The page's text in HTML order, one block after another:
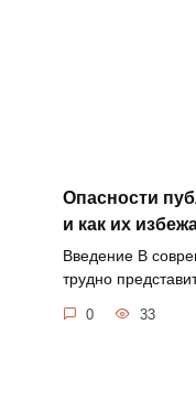
Опасности
и как их
Введение В
трудно
0 33